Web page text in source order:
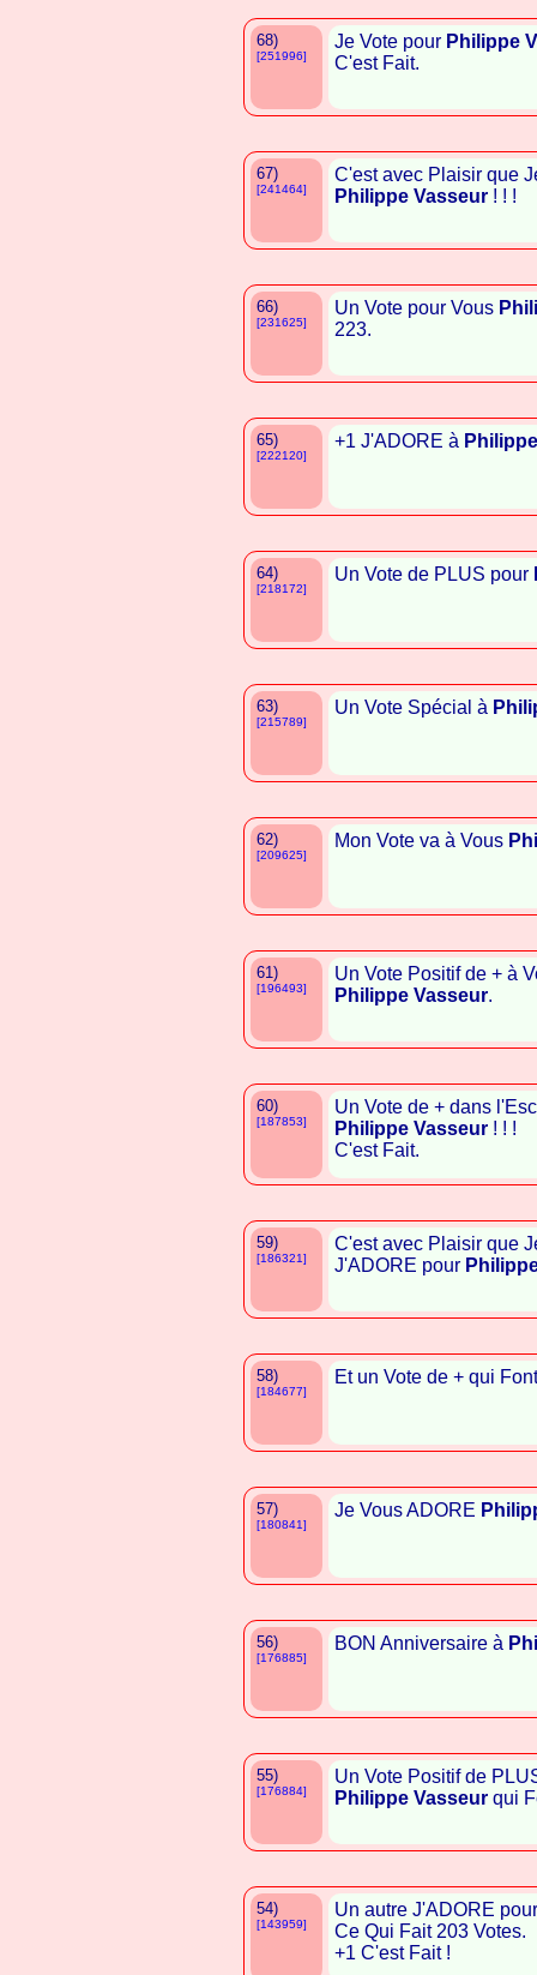
68)
[251996]
Je Vote pour Philippe
C'est Fait.
67)
[241464]
C'est avec Plaisir que
Philippe Vasseur ! ! !
66)
[231625]
Un Vote pour Vous
223.
65)
[222120]
+1 J'ADORE à
64)
[218172]
Un Vote de PLUS pour
63)
[215789]
Un Vote Spécial à
62)
[209625]
Mon Vote va à Vous
61)
[196493]
Un Vote Positif de + à
Philippe Vasseur.
60)
[187853]
Un Vote de + dans
Philippe Vasseur ! ! !
C'est Fait.
59)
[186321]
C'est avec Plaisir que
J'ADORE pour
58)
[184677]
Et un Vote de + qui
57)
[180841]
Je Vous ADORE
56)
[176885]
BON Anniversaire à
55)
[176884]
Un Vote Positif de
Philippe Vasseur qui
54)
[143959]
Un autre J'ADORE
Ce Qui Fait 203 Votes.
+1 C'est Fait !